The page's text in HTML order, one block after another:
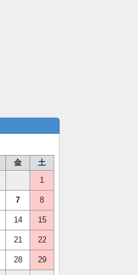
金
土
1
7 8
14 15
21 22
28 29